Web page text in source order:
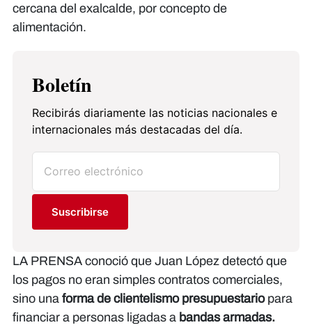
cercana del exalcalde, por concepto de
alimentación.
Boletín
Recibirás diariamente las noticias nacionales e
internacionales más destacadas del día.
Suscribirse
LA PRENSA conoció que Juan López detectó que
los pagos no eran simples contratos comerciales,
sino una forma de clientelismo presupuestariopara
financiar a personas ligadas a bandas armadas.​